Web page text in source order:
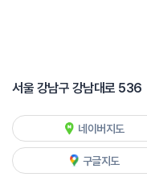
서울 강남구 강남대로 536
네이버지도
구글지도